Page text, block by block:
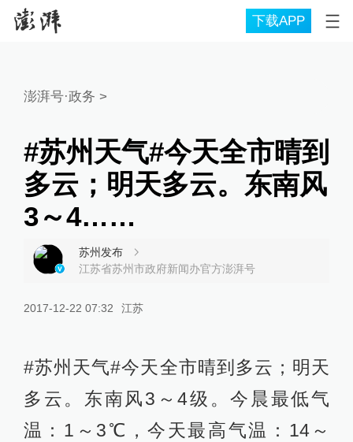
下载APP
澎湃号·政务 >
#苏州天气#今天全市晴到
多云；明天多云。东南风
3～4……
苏州发布
江苏省苏州市政府新闻办官方澎湃号
2017-12-22 07:32 江苏
#苏州天气#今天全市晴到多云；明天
多云。东南风3～4级。今晨最低气
温：1～3℃，今天最高气温：14～